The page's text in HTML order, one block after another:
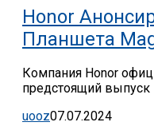
Honor
Планшета
Компания Honor
предстоящий выпуск
uooz07.07.2024